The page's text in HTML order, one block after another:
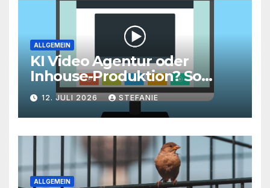
ALLGEMEIN
KI Video Agentur oder
Inhouse-Produktion? So
finden Unternehmen den
richtigen Weg zu
skalierbarem Video-Content
12. JULI 2026 STEFANIE
ALLGEMEIN